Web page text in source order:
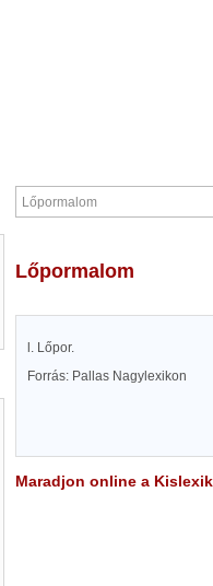
Lőpormalom
l. Lőpor.
Forrás: Pallas Nagylexikon
Maradjon online a